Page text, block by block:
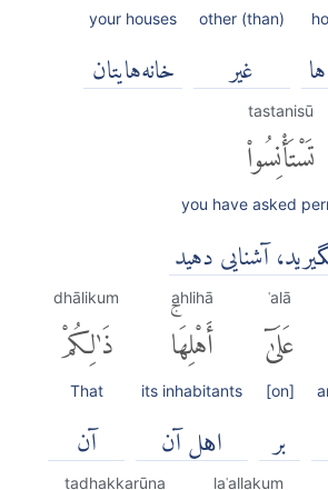
other (than)
غير
your houses
خانه‌هايتان
tastanisū
تَسْتَأْنِسُوا۟
you have asked
آشنایی دهید
ʿalā
عَلَىٰٓ
[on]
بر
ahlihā
أَهْلِهَاۚ
its inhabitants
اھل آن
dhālikum
ذَٰلِكُمْ
That
آن
laʿallakum
tadhakkarūna